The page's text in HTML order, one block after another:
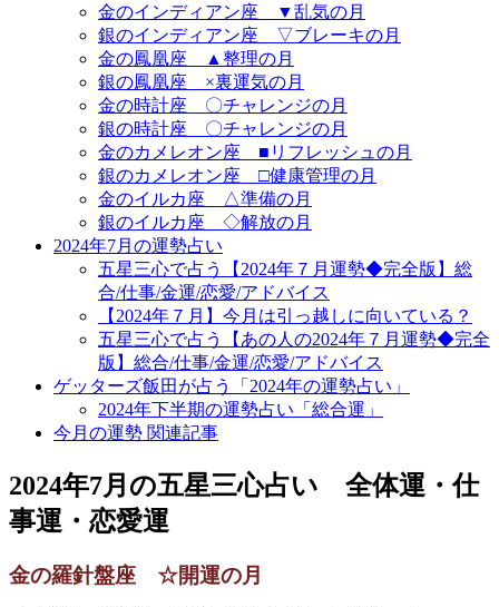
金のインディアン座 ▼乱気の月
銀のインディアン座 ▽ブレーキの月
金の鳳凰座 ▲整理の月
銀の鳳凰座 ×裏運気の月
金の時計座 〇チャレンジの月
銀の時計座 〇チャレンジの月
金のカメレオン座 ■リフレッシュの月
銀のカメレオン座 □健康管理の月
金のイルカ座 △準備の月
銀のイルカ座 ◇解放の月
2024年7月の運勢占い
五星三心で占う【2024年７月運勢◆完全版】総
合/仕事/金運/恋愛/アドバイス
【2024年７月】今月は引っ越しに向いている？
五星三心で占う【あの人の2024年７月運勢◆完全
版】総合/仕事/金運/恋愛/アドバイス
ゲッターズ飯田が占う「2024年の運勢占い」
2024年下半期の運勢占い「総合運」
今月の運勢 関連記事
2024年7月の五星三心占い 全体運・仕
事運・恋愛運
金の羅針盤座 ☆開運の月